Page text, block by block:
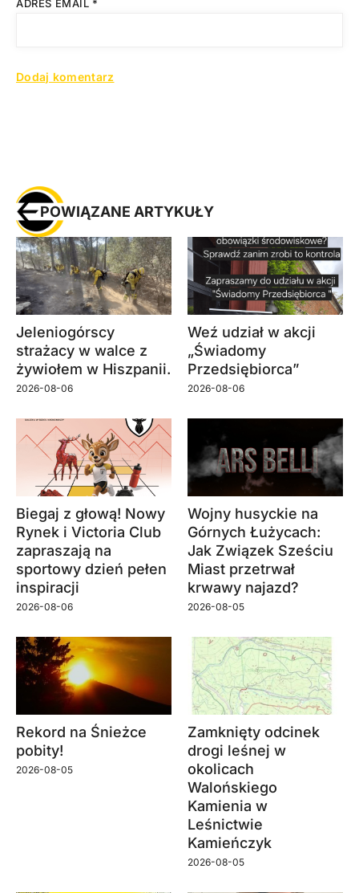
ADRES EMAIL *
POWIĄZANE ARTYKUŁY
Jeleniogórscy
strażacy w walce z
żywiołem w Hiszpanii.
2026-08-06
Weź udział w akcji
„Świadomy
Przedsiębiorca”
2026-08-06
Biegaj z głową! Nowy
Rynek i Victoria Club
zapraszają na
sportowy dzień pełen
inspiracji
2026-08-06
Wojny husyckie na
Górnych Łużycach:
Jak Związek Sześciu
Miast przetrwał
krwawy najazd?
2026-08-05
Rekord na Śnieżce
pobity!
2026-08-05
Zamknięty odcinek
drogi leśnej w
okolicach
Walońskiego
Kamienia w
Leśnictwie
Kamieńczyk
2026-08-05